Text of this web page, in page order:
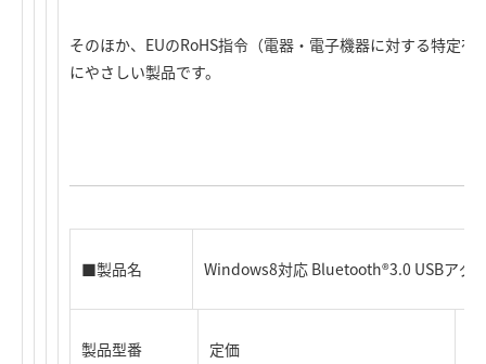
そのほか、EUのRoHS指令（電器・電子機器に対する特定
にやさしい製品です。
■製品名 Windows8対応 Bluetooth®3.0 USBアダ
製品型番 定価